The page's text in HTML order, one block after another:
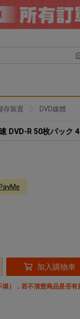
存裝置 DVD媒體
DVD-R 50枚パック
PayMe
加入購物車
），若不清楚商品是否